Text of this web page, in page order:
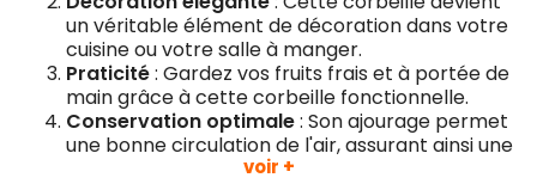
un véritable élément de décoration dans votre
cuisine ou votre salle à manger.
Praticité: Gardez vos fruits frais et à portée de
main grâce à cette corbeille fonctionnelle.
Conservation optimale: Son ajourage permet
une bonne circulation de l'air, assurant ainsi une
meilleure conservation des fruits.
voir +